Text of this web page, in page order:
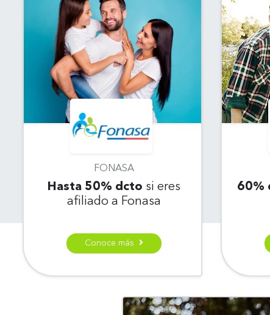
FONASA
Hasta 50% dcto si eres
afiliado a Fonasa
Conoce más
60%